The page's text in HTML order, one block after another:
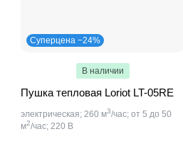
Суперцена −24%
В наличии
Пушка тепловая Loriot LT-05RE
электрическая; 260 м3/час; от 5 до 50
м2/час; 220 В